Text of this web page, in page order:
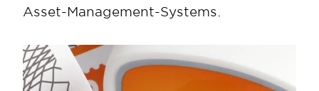
Asset-Management-Systems.